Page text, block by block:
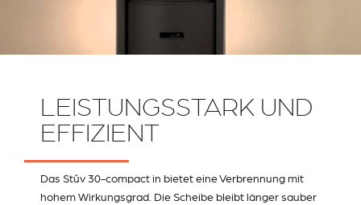
LEISTUNGSSTARK UND
EFFIZIENT
Das Stûv 30-compact in bietet eine Verbrennung mit
hohem Wirkungsgrad. Die Scheibe bleibt länger sauber